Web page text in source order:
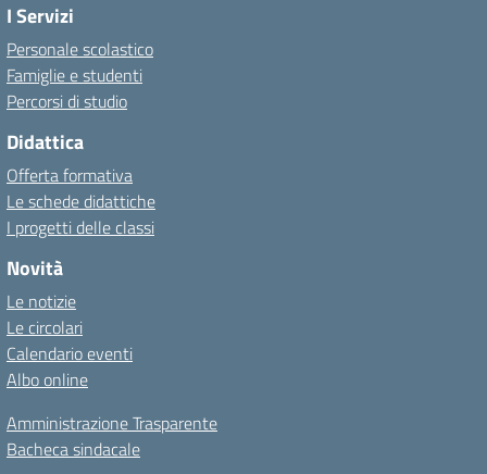
I Servizi
Personale scolastico
Famiglie e studenti
Percorsi di studio
Didattica
Offerta formativa
Le schede didattiche
I progetti delle classi
Novità
Le notizie
Le circolari
Calendario eventi
Albo online
Amministrazione Trasparente
Bacheca sindacale